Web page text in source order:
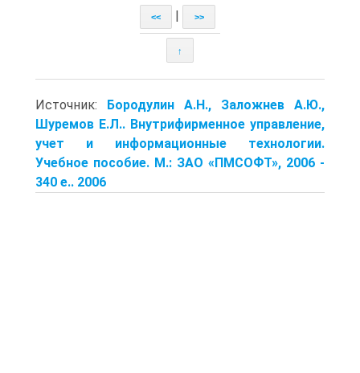
<< >>
↑
Источник: Бородулин А.Н., Заложнев А.Ю.,
Шуремов E.Л.. Внутрифирменное управление,
учет и информационные технологии.
Учебное пособие. М.: ЗАО «ПМСОФТ», 2006 -
340 е.. 2006